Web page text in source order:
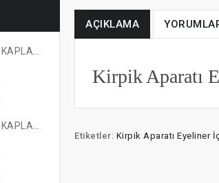
TİTANYUM KAPLAMA GOLD TASARIM ÇAYKEYFİ ÇAYDANLIK
AÇIKLAMA
Kirpik Aparatı
Etiketler: Kirpik Aparatı Eyeliner